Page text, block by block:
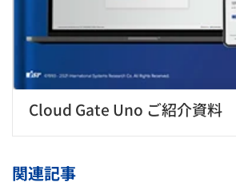
Cloud Gate Uno ご紹介資料
関連記事